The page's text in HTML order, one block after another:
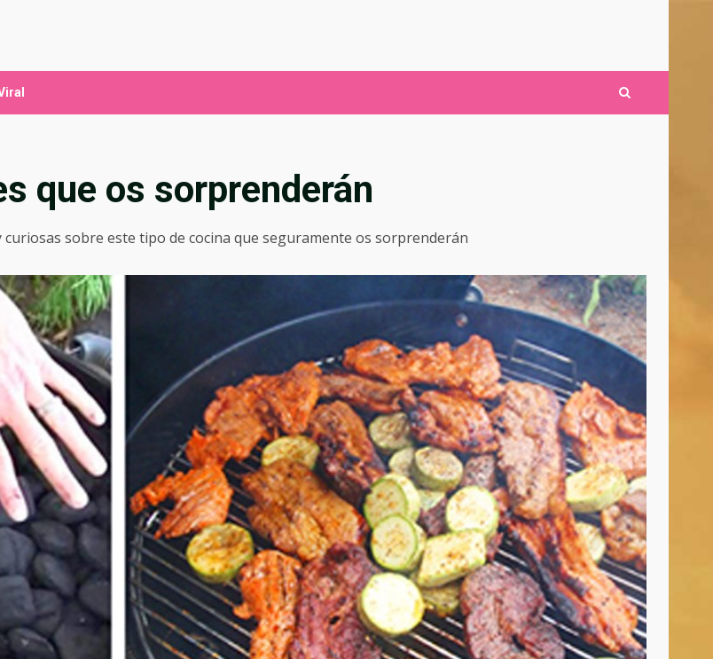
que os sorprenderán
sobre este tipo de cocina que seguramente os sorprenderán